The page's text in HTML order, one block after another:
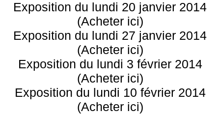
Exposition du lundi 20 janvier 2014
(Acheter ici)
Exposition du lundi 27 janvier 2014
(Acheter ici)
Exposition du lundi 3 février 2014
(Acheter ici)
Exposition du lundi 10 février 2014
(Acheter ici)